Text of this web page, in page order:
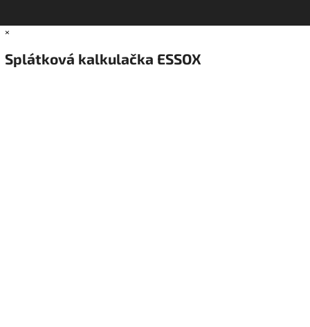
×
Splátková kalkulačka ESSOX